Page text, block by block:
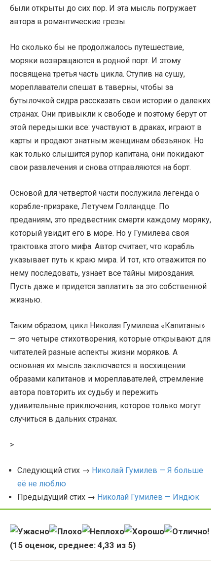
были открыты до сих пор. И эта мысль погружает
автора в романтические грезы.
Но сколько бы не продолжалось путешествие,
моряки возвращаются в родной порт. И этому
посвящена третья часть цикла. Ступив на сушу,
мореплаватели спешат в таверны, чтобы за
бутылочкой сидра рассказать свои истории о далеких
странах. Они привыкли к свободе и поэтому берут от
этой передышки все: участвуют в драках, играют в
карты и продают знатным женщинам обезьянок. Но
как только слышится рупор капитана, они покидают
свои развлечения и снова отправляются на борт.
Основой для четвертой части послужила легенда о
корабле-призраке, Летучем Голландце. По
преданиям, это предвестник смерти каждому моряку,
который увидит его в море. Но у Гумилева своя
трактовка этого мифа. Автор считает, что корабль
указывает путь к краю мира. И тот, кто отважится по
нему последовать, узнает все тайны мироздания.
Пусть даже и придется заплатить за это собственной
жизнью.
Таким образом, цикл Николая Гумилева «Капитаны»
— это четыре стихотворения, которые открывают для
читателей разные аспекты жизни моряков. А
основная их мысль заключается в восхищении
образами капитанов и мореплавателей, стремление
автора повторить их судьбу и пережить
удивительные приключения, которое только могут
случиться в дальних странах.
>
Следующий стих → Николай Гумилев — Я больше
её не люблю
Предыдущий стих → Николай Гумилев — Индюк
(15 оценок, среднее: 4,33 из 5)